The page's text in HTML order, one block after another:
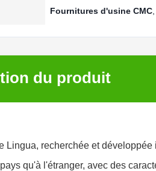
Fournitures d'usine CMC
du produit
Lingua, recherchée et
qu'à l'étranger, avec des